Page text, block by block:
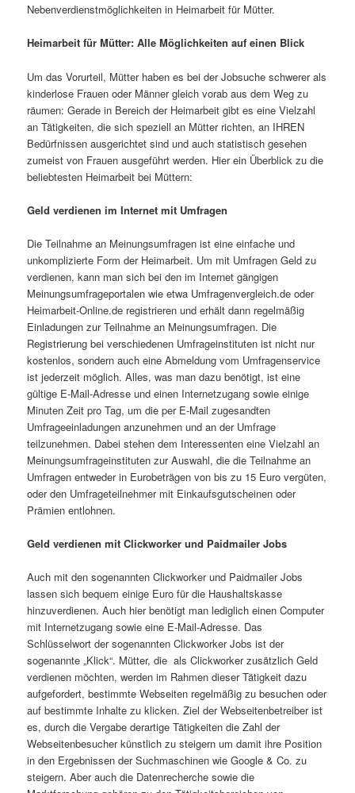
Nebenverdienstmöglichkeiten in Heimarbeit für Mütter.
Heimarbeit für Mütter: Alle Möglichkeiten auf einen Blick
Um das Vorurteil, Mütter haben es bei der Jobsuche schwerer als
kinderlose Frauen oder Männer gleich vorab aus dem Weg zu
räumen: Gerade in Bereich der Heimarbeit gibt es eine Vielzahl
an Tätigkeiten, die sich speziell an Mütter richten, an IHREN
Bedürfnissen ausgerichtet sind und auch statistisch gesehen
zumeist von Frauen ausgeführt werden. Hier ein Überblick zu die
beliebtesten Heimarbeit bei Müttern:
Geld verdienen im Internet mit Umfragen
Die Teilnahme an Meinungsumfragen ist eine einfache und
unkomplizierte Form der Heimarbeit. Um mit Umfragen Geld zu
verdienen, kann man sich bei den im Internet gängigen
Meinungsumfrageportalen wie etwa Umfragenvergleich.de oder
Heimarbeit-Online.de registrieren und erhält dann regelmäßig
Einladungen zur Teilnahme an Meinungsumfragen. Die
Registrierung bei verschiedenen Umfrageinstituten ist nicht nur
kostenlos, sondern auch eine Abmeldung vom Umfragenservice
ist jederzeit möglich. Alles, was man dazu benötigt, ist eine
gültige E-Mail-Adresse und einen Internetzugang sowie einige
Minuten Zeit pro Tag, um die per E-Mail zugesandten
Umfrageeinladungen anzunehmen und an der Umfrage
teilzunehmen. Dabei stehen dem Interessenten eine Vielzahl an
Meinungsumfrageinstituten zur Auswahl, die die Teilnahme an
Umfragen entweder in Eurobeträgen von bis zu 15 Euro vergüten,
oder den Umfrageteilnehmer mit Einkaufsgutscheinen oder
Prämien entlohnen.
Geld verdienen mit Clickworker und Paidmailer Jobs
Auch mit den sogenannten Clickworker und Paidmailer Jobs
lassen sich bequem einige Euro für die Haushaltskasse
hinzuverdienen. Auch hier benötigt man lediglich einen Computer
mit Internetzugang sowie eine E-Mail-Adresse. Das
Schlüsselwort der sogenannten Clickworker Jobs ist der
sogenannte „Klick“. Mütter, die als Clickworker zusätzlich Geld
verdienen möchten, werden im Rahmen dieser Tätigkeit dazu
aufgefordert, bestimmte Webseiten regelmäßig zu besuchen oder
auf bestimmte Inhalte zu klicken. Ziel der Webseitenbetreiber ist
es, durch die Vergabe derartige Tätigkeiten die Zahl der
Webseitenbesucher künstlich zu steigern um damit ihre Position
in den Ergebnissen der Suchmaschinen wie Google & Co. zu
steigern. Aber auch die Datenrecherche sowie die